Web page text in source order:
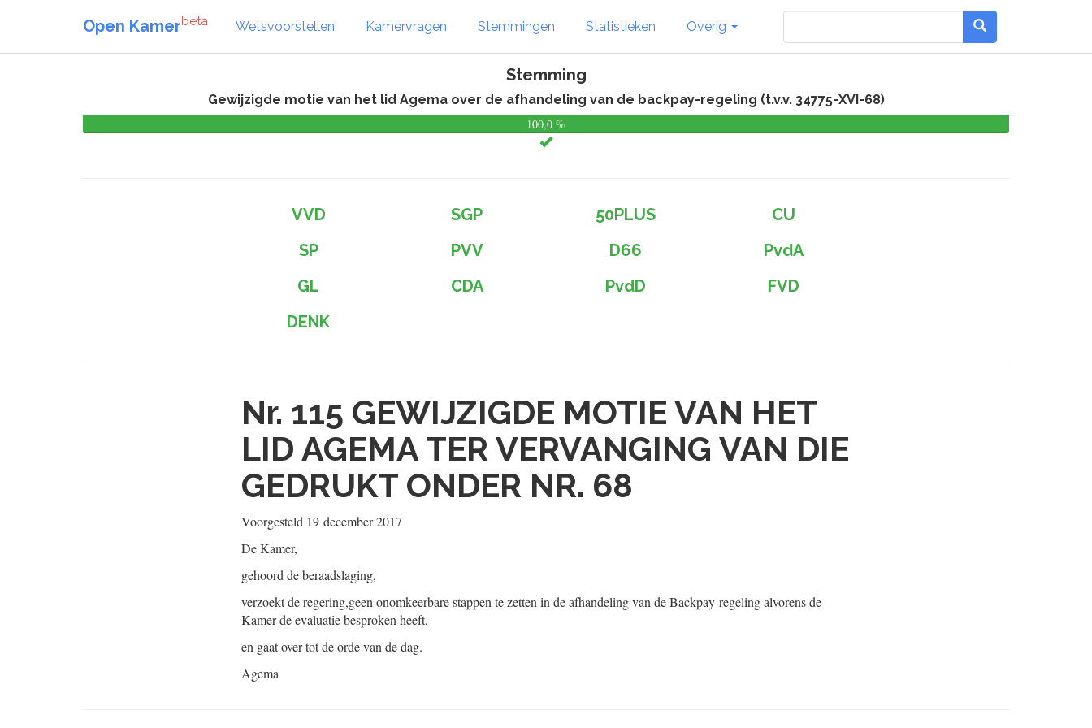
Open Kamerbeta Wetsvoorstellen Kamervragen Stemmingen Statistieken Overig
Stemming
Gewijzigde motie van het lid Agema over de afhandeling van de backpay-regeling (t.v.v. 34775-XVI-68)
100,0 %
VVD SGP 50PLUS
CU
SP
PVV D66
PvdA
GL
CDA PvdD
FVD
DENK
Nr. 115 GEWIJZIGDE MOTIE VAN HET
LID AGEMA TER VERVANGING VAN DIE
GEDRUKT ONDER NR. 68
Voorgesteld 19 december 2017
De Kamer,
gehoord de beraadslaging,
verzoekt de regering,geen onomkeerbare stappen te zetten in de afhandeling van de Backpay-regeling alvorens de
Kamer de evaluatie besproken heeft,
en gaat over tot de orde van de dag.
Agema